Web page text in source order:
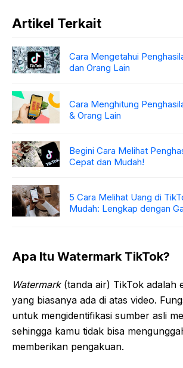
Artikel Terkait
Cara Mengetahui
dan Orang Lain
Cara Menghitung
& Orang Lain
Begini Cara Melihat
Cepat dan Mudah!
5 Cara Melihat Uang di
Mudah: Lengkap dengan
Apa Itu Watermark TikTok?
Watermark (tanda air) TikTok adalah
yang biasanya ada di atas video.
untuk mengidentifikasi sumber asli
sehingga kamu tidak bisa
memberikan pengakuan.